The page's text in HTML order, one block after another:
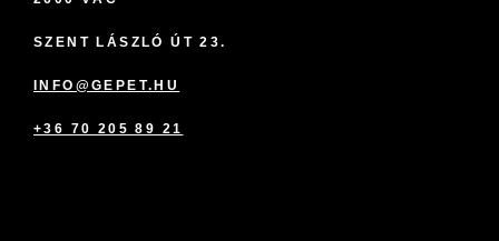
SZENT LÁSZLÓ ÚT 23.
INFO@GEPET.HU
+36 70 205 89 21